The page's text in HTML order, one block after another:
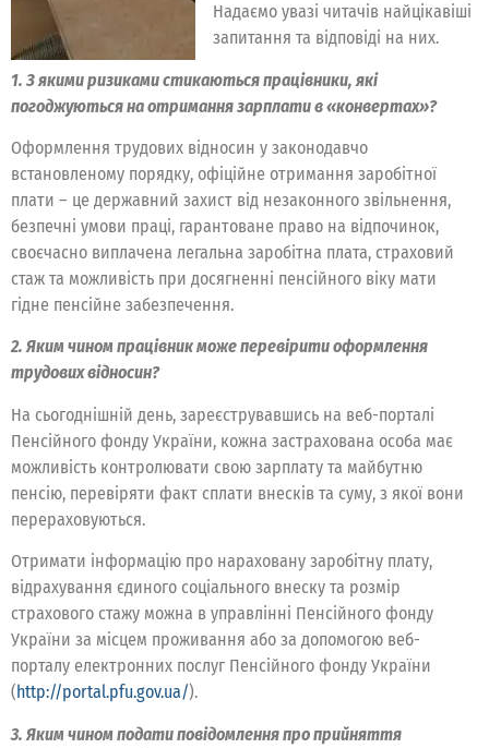
Надаємо увазі читачів найцікавіші
запитання та відповіді на них.
1. З якими ризиками стикаються працівники, які
погоджуються на отримання зарплати в «конвертах»?
Оформлення трудових відносин у законодавчо
встановленому порядку, офіційне отримання заробітної
плати – це державний захист від незаконного звільнення,
безпечні умови праці, гарантоване право на відпочинок,
своєчасно виплачена легальна заробітна плата, страховий
стаж та можливість при досягненні пенсійного віку мати
гідне пенсійне забезпечення.
2. Яким чином працівник може перевірити оформлення
трудових відносин?
На сьогоднішній день, зареєструвавшись на веб-порталі
Пенсійного фонду України, кожна застрахована особа має
можливість контролювати свою зарплату та майбутню
пенсію, перевіряти факт сплати внесків та суму, з якої вони
перераховуються.
Отримати інформацію про нараховану заробітну плату,
відрахування єдиного соціального внеску та розмір
страхового стажу можна в управлінні Пенсійного фонду
України за місцем проживання або за допомогою веб-
порталу електронних послуг Пенсійного фонду України
(http://portal.pfu.gov.ua/).
3. Яким чином подати повідомлення про прийняття